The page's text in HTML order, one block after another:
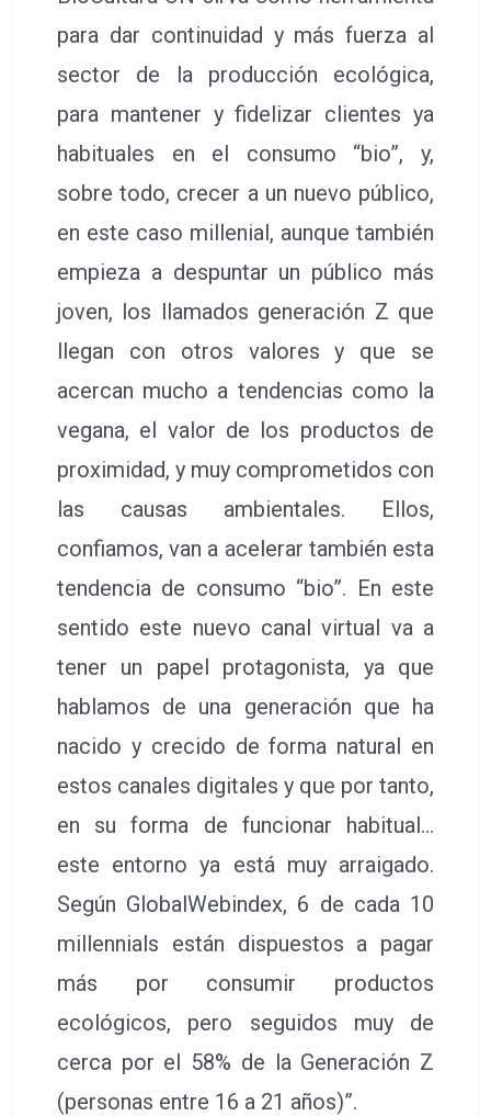
para dar continuidad y más fuerza al
sector de la producción ecológica,
para mantener y fidelizar clientes ya
habituales en el consumo “bio”, y,
sobre todo, crecer a un nuevo público,
en este caso millenial, aunque también
empieza a despuntar un público más
joven, los llamados generación Z que
llegan con otros valores y que se
acercan mucho a tendencias como la
vegana, el valor de los productos de
proximidad, y muy comprometidos con
las causas ambientales. Ellos,
confiamos, van a acelerar también esta
tendencia de consumo “bio”. En este
sentido este nuevo canal virtual va a
tener un papel protagonista, ya que
hablamos de una generación que ha
nacido y crecido de forma natural en
estos canales digitales y que por tanto,
en su forma de funcionar habitual…
este entorno ya está muy arraigado.
Según GlobalWebindex, 6 de cada 10
millennials están dispuestos a pagar
más por consumir productos
ecológicos, pero seguidos muy de
cerca por el 58% de la Generación Z
(personas entre 16 a 21 años)”.